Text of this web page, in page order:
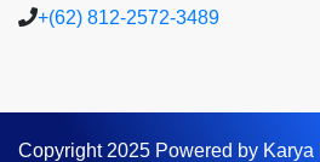
+(62) 812-2572-3489
Copyright 2025 Powered by Karya